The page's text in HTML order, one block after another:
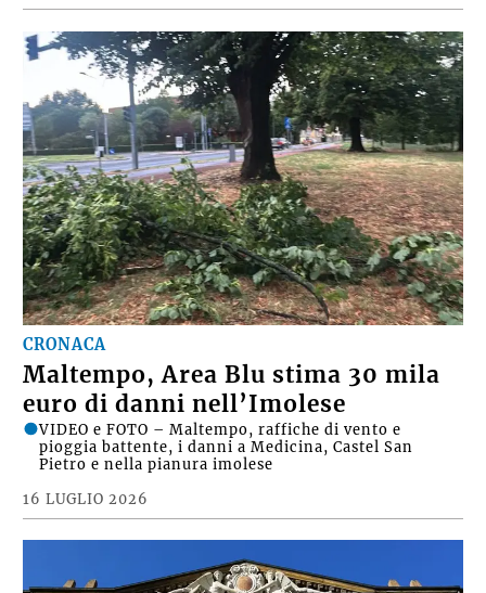
CRONACA
Maltempo, Area Blu stima 30 mila
euro di danni nell’Imolese
16 LUGLIO 2026
VIDEO e FOTO – Maltempo, raffiche di vento e
pioggia battente, i danni a Medicina, Castel San
Pietro e nella pianura imolese